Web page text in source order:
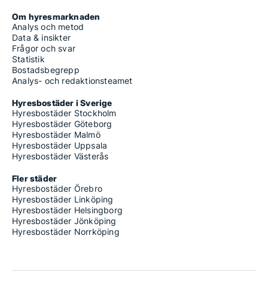
Om hyresmarknaden
Analys och metod
Data & insikter
Frågor och svar
Statistik
Bostadsbegrepp
Analys- och redaktionsteamet
Hyresbostäder i Sverige
Hyresbostäder Stockholm
Hyresbostäder Göteborg
Hyresbostäder Malmö
Hyresbostäder Uppsala
Hyresbostäder Västerås
Fler städer
Hyresbostäder Örebro
Hyresbostäder Linköping
Hyresbostäder Helsingborg
Hyresbostäder Jönköping
Hyresbostäder Norrköping